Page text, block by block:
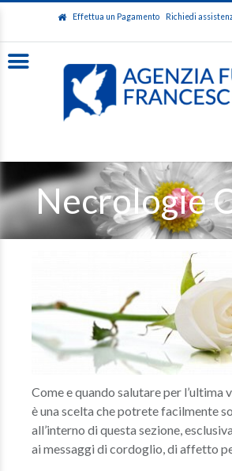
Effettua un Pagamento Richiedi
Necrologie
Come e quando salutare per l’ultima
è una scelta che potrete facilmente
all’interno di questa sezione,
ai messaggi di cordoglio, di affetto